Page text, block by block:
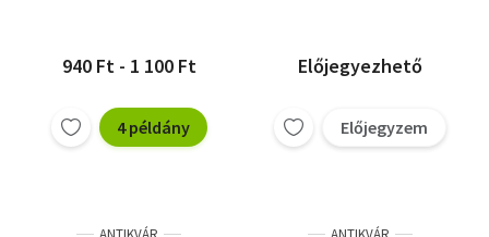
940 Ft - 1 100 Ft
4 példány
Előjegyezhető
Előjegyzem